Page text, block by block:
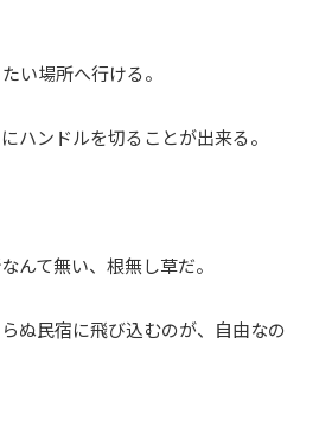
い場所へ行ける。
ハンドルを切ることが出来る。
んて無い、根無し草だ。
ぬ民宿に飛び込むのが、自由なの